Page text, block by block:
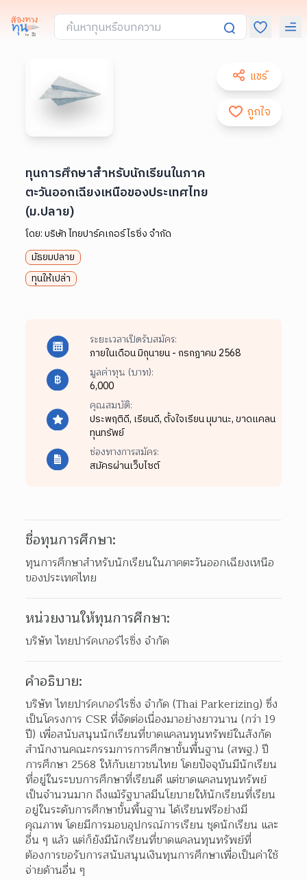
แชร์
ถูกใจ
ทุนการศึกษาสำหรับนักเรียนในภาค
ตะวันออกเฉียงเหนือของประเทศไทย
(ม.ปลาย)
โดย:บริษัท ไทยปาร์คเกอร์ไรซิ่ง จำกัด
มัธยมปลาย
ทุนให้เปล่า
ระยะเวลาเปิดรับสมัคร:
ภายในเดือน มิถุนายน - กรกฎาคม 2568
มูลค่าทุน (บาท):
6,000
คุณสมบัติ:
ประพฤติดี, เรียนดี,ตั้งใจเรียน มุมานะ,ขาดแคลน
ทุนทรัพย์
ช่องทางการสมัคร:
สมัครผ่านเว็บไซต์
ชื่อทุนการศึกษา:
ทุนการศึกษาสำหรับนักเรียนในภาคตะวันออกเฉียงเหนือ
ของประเทศไทย
หน่วยงานให้ทุนการศึกษา:
บริษัท ไทยปาร์คเกอร์ไรซิ่ง จำกัด
คำอธิบาย:
บริษัท ไทยปาร์คเกอร์ไรซิ่ง จำกัด (Thai Parkerizing) ซึ่ง
เป็นโครงการ CSR ที่จัดต่อเนื่องมาอย่างยาวนาน (กว่า 19
ปี) เพื่อสนับสนุนนักเรียนที่ขาดแคลนทุนทรัพย์ในสังกัด
สำนักงานคณะกรรมการการศึกษาขั้นพื้นฐาน (สพฐ.) ปี
การศึกษา 2568 ให้กับเยาวชนไทย โดยปัจจุบันมีนักเรียน
ที่อยู่ในระบบการศึกษาที่เรียนดี แต่ขาดแคลนทุนทรัพย์
เป็นจำนวนมาก ถึงแม้รัฐบาลมีนโยบายให้นักเรียนที่เรียน
อยู่ในระดับการศึกษาขั้นพื้นฐาน ได้เรียนฟรีอย่างมี
คุณภาพ โดยมีการมอบอุปกรณ์การเรียน ชุดนักเรียน และ
อื่น ๆ แล้ว แต่ก็ยังมีนักเรียนที่ขาดแคลนทุนทรัพย์ที่
ต้องการขอรับการสนับสนุนเงินทุนการศึกษาเพื่อเป็นค่าใช้
จ่ายด้านอื่น ๆ